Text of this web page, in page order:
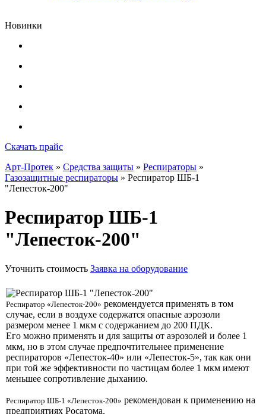
Новинки
Скачать прайс
Арт-Протек » Средства защиты » Респираторы »
Газозащитные респираторы » Респиратор ШБ-1
"Лепесток-200"
Респиратор ШБ-1
"Лепесток-200"
Уточнить стоимость Заявка на оборудование
Респиратор «Лепесток-200» рекомендуется применять в том
случае, если в воздухе содержатся опасные аэрозоли
размером менее 1 мкм с содержанием до 200 ПДК.
Его можно применять и для защиты от аэрозолей и более 1
мкм, но в этом случае предпочтительнее применение
респираторов «Лепесток-40» или «Лепесток-5», так как они
при той же эффективности по частицам более 1 мкм имеют
меньшее сопротивление дыханию.
Респиратор ШБ-1 «Лепесток-200» рекомендован к применению на
предприятиях Росатома.